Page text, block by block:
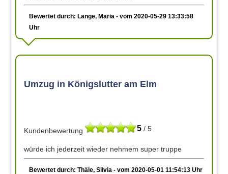
Bewertet durch: Lange, Maria - vom 2020-05-29 13:33:58
Uhr
Umzug in Königslutter am Elm
5 / 5
Kundenbewertung
würde ich jederzeit wieder nehmem super truppe
Bewertet durch: Thäle, Silvia - vom 2020-05-01 11:54:13 Uhr